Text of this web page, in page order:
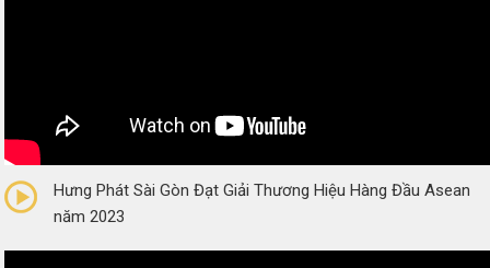
(0 Reviews)
Hưng Phát Sài Gòn Đạt Giải Thương Hiệu Hàng Đầu Asean
năm 2023